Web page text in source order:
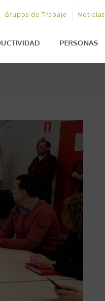
Grupos de Trabajo Noticias
PERSONAS